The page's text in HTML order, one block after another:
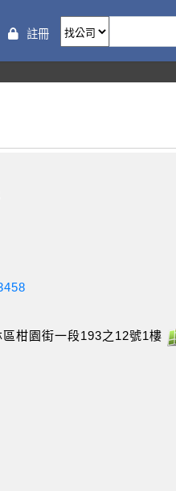
註冊
柑園街一段193之12號1樓